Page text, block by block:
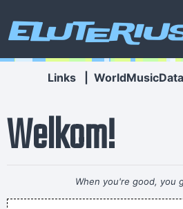
Links
Welkom!
When you're good, you